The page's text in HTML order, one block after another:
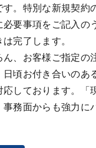
す。特別な新規契約
必要事項をご記入の
完了します。
ん、お客様ご指定の
日頃お付き合いのあ
応しております。「
務面からも強力に